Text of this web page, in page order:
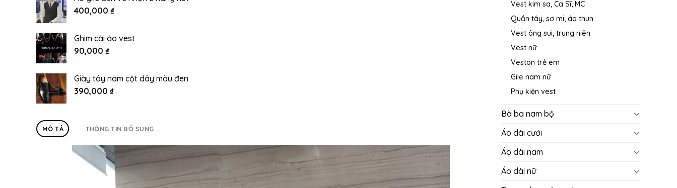
400,000 ₫
Ghim cài áo vest
90,000 ₫
Giày tây nam cột dây màu đen
390,000 ₫
MÔ TẢ THÔNG TIN BỔ SUNG
Vest kim sa, Ca Sĩ, MC
Quần tây, sơ mi, áo thun
Vest ông sui, trung niên
Vest nữ
Veston trẻ em
Gile nam nữ
Phụ kiện vest
Bà ba nam bộ
Áo dài cưới
Áo dài nam
Áo dài nữ